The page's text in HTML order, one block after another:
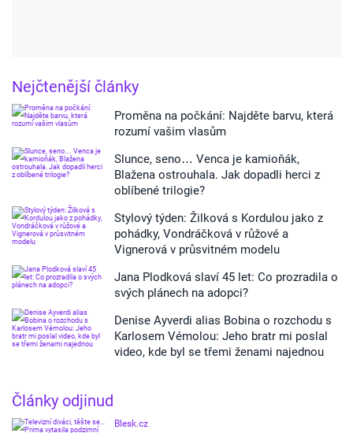
Nejčtenější články
Proměna na počkání: Najděte barvu, která
rozumí vašim vlasům
Slunce, seno… Venca je kamioňák,
Blažena ostrouhala. Jak dopadli herci z
oblíbené trilogie?
Stylový týden: Žilková s Kordulou jako z
pohádky, Vondráčková v růžové a
Vignerová v průsvitném modelu
Jana Plodková slaví 45 let: Co prozradila o
svých plánech na adopci?
Denise Ayverdi alias Bobina o rozchodu s
Karlosem Vémolou: Jeho bratr mi poslal
video, kde byl se třemi ženami najednou
Články odjinud
Blesk.cz